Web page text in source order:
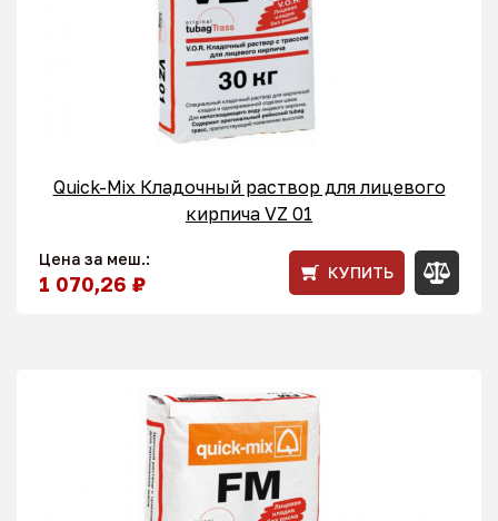
Quick-Mix Кладочный раствор для лицевого
кирпича VZ 01
Цена за меш.:
1 070,26 ₽ КУПИТЬ